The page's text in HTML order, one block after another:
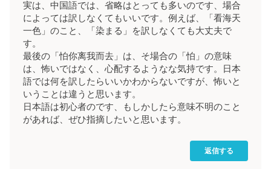
実は、中国語では、省略はとっても多いのです、場合
によっては訳しなくてもいいです。例えば、「看海天
一色」のこと、「染まる」を訳しなくても大丈夫で
す。
最後の「怕你离我而去」は、そ場合の「怕」の意味
は、怖いではなく、心配するようなな気持です。日本
語では何を訳したらいいかわからないですが、怖いと
いうことは違うと思います。
日本語は初心者のです、もしかしたら意味不明のこと
があれば、ぜひ指摘したいと思います。
返信する